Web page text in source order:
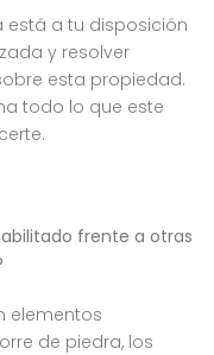
está a tu disposición
y resolver
esta propiedad.
todo lo que este
frente a otras
elementos
de piedra, los